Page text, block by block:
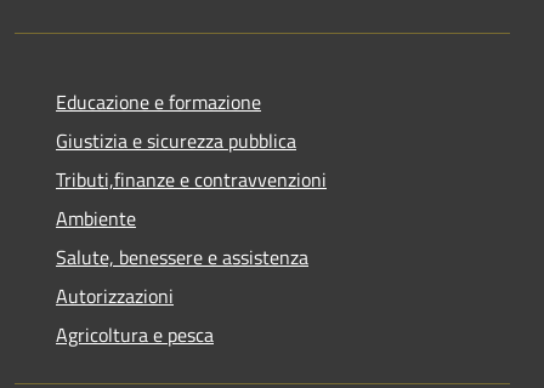
Educazione e formazione
Giustizia e sicurezza pubblica
Tributi,finanze e contravvenzioni
Ambiente
Salute, benessere e assistenza
Autorizzazioni
Agricoltura e pesca